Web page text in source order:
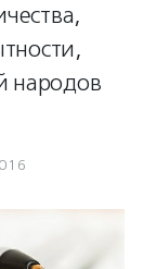
народов